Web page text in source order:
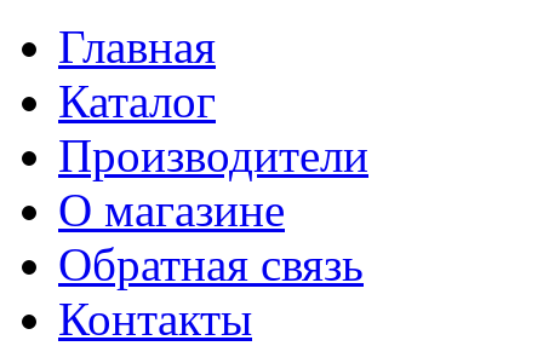
Главная
Каталог
Производители
О магазине
Обратная связь
Контакты